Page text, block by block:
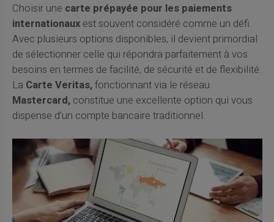
Choisir une carte prépayée pour les paiements
internationauxest souvent considéré comme un défi.
Avec plusieurs options disponibles, il devient primordial
de sélectionner celle qui répondra parfaitement à vos
besoins en termes de facilité, de sécurité et de flexibilité.
La Carte Veritas,fonctionnant via le réseau
Mastercard,constitue une excellente option qui vous
dispense d’un compte bancaire traditionnel.